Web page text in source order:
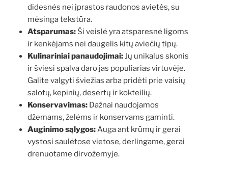
didesnės nei įprastos raudonos avietės, su
mėsinga tekstūra.
Atsparumas: Ši veislė yra atsparesnė ligoms
ir kenkėjams nei daugelis kitų aviečių tipų.
Kulinariniai panaudojimai: Jų unikalus skonis
ir šviesi spalva daro jas populiarias virtuvėje.
Galite valgyti šviežias arba pridėti prie vaisių
salotų, kepinių, desertų ir kokteilių.
Konservavimas: Dažnai naudojamos
džemams, želėms ir konservams gaminti.
Auginimo sąlygos: Auga ant krūmų ir gerai
vystosi saulėtose vietose, derlingame, gerai
drenuotame dirvožemyje.